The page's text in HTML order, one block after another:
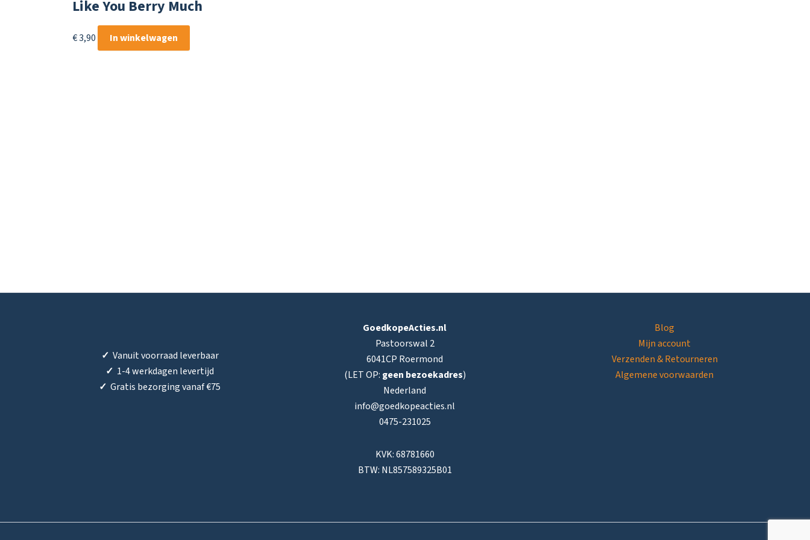
Like You Berry Much
€3,90 In winkelwagen
✓ Vanuit voorraad leverbaar
✓ 1-4 werkdagen levertijd
✓ Gratis bezorging vanaf €75
GoedkopeActies.nl
Pastoorswal 2
6041CP Roermond
(LET OP: geen bezoekadres)
Nederland
info@goedkopeacties.nl
0475-231025
KVK: 68781660
BTW: NL857589325B01
Blog
Mijn account
Verzenden & Retourneren
Algemene voorwaarden